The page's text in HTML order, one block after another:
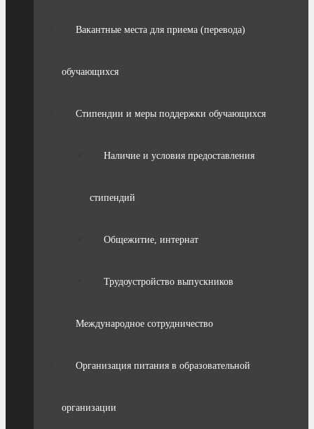
Вакантные места для приема (перевода)
обучающихся
Стипендии и меры поддержки обучающихся
Наличие и условия предоставления
стипендий
Общежитие, интернат
Трудоустройство выпускников
Международное сотрудничество
Организация питания в образовательной
организации